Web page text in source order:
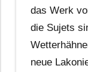
das Werk
die Sujets
neue